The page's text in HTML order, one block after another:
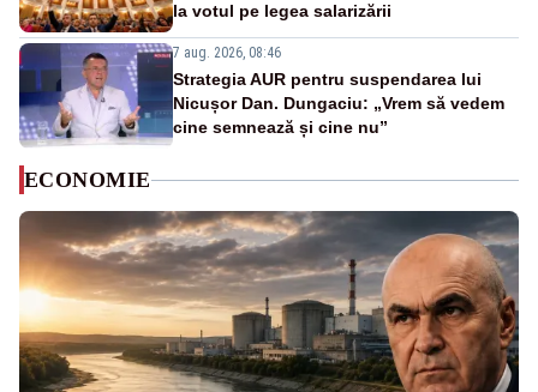
la votul pe legea salarizării
7 aug. 2026, 08:46
Strategia AUR pentru suspendarea lui
Nicușor Dan. Dungaciu: „Vrem să vedem
cine semnează și cine nu”
ECONOMIE